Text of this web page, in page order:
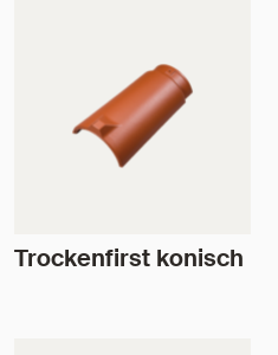
Trockenfirst konisch